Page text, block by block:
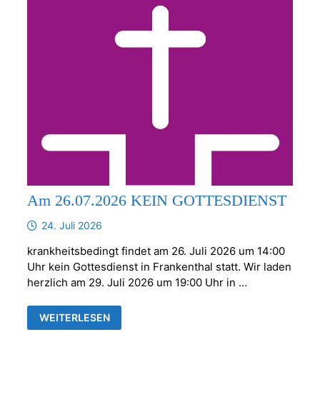
Am 26.07.2026 KEIN GOTTESDIENST
24. Juli 2026
krankheitsbedingt findet am 26. Juli 2026 um 14:00
Uhr kein Gottesdienst in Frankenthal statt. Wir laden
herzlich am 29. Juli 2026 um 19:00 Uhr in …
AM
26.07.2026
KEIN
WEITERLESEN